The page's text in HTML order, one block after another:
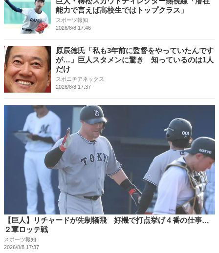
能力で言えば高校生ではトップクラス」
スポーツ報知
2026/8/8 17:46
原辰徳氏「私も3年前に監督をやっていたんです
が…」巨人スタメンに驚き 知っているのは1人
だけ
スポニチアネックス
2026/8/8 17:37
【巨人】リチャードが先制犠飛 好機で打点挙げ４番の仕事…
２軍ロッテ戦
スポーツ報知
2026/8/8 17:37